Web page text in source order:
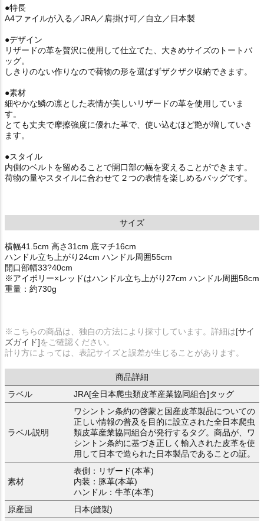
●特長
A4ファイルが入る／JRA／肩掛け可／自立／日本製
●デザイン
リザードの革を贅沢に使用して仕立てた、大きめサイズのトートバ
ッグ。
しきりのない作りなので荷物の形を選ばずザクザク収納できます。
●素材
細やかな鱗の凛とした表情が美しいリザードの革を使用していま
す。
とても丈夫で摩擦強度に優れた革で、使い込むほど艶が増していき
ます。
●スタイル
内側のベルトを留めることで開口部の幅を変えることができます。
荷物の量やスタイルに合わせて２つの表情を楽しめるバッグです。
サイズ
横幅41.5cm 高さ31cm 底マチ16cm
ハンドル立ち上がり24cm ハンドル周囲55cm
開口部幅33?40cm
※アイボリー×レッドはハンドル立ち上がり27cm ハンドル周囲58cm
重量：約730g
※こちらの商品は、独自の方法により採寸しています。詳細は[サイ
ズガイド]をご確認ください。
計り方によっては、表記サイズと誤差が生じることがあります。
商品詳細
ラベル
JRA[全日本爬虫類皮革産業協同組合]タッグ
ラベル説明
ワシントン条約の啓蒙と国産皮革製品についての
正しい情報の普及を目的に設立された全日本爬虫
類皮革産業協同組合が発行するタグ。商品が、ワ
シントン条約に基づき正しく輸入された皮革を使
用して日本で造られた日本製品であることの証。
素材
表側：リザード(本革)
内装：豚革(本革)
ハンドル：牛革(本革)
原産国
日本(縫製)